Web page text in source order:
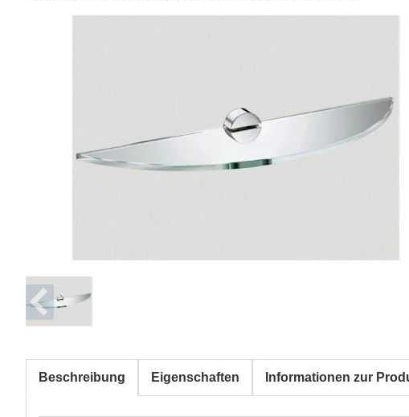
Beschreibung Eigenschaften Informationen zur